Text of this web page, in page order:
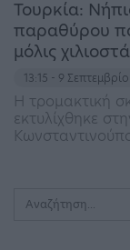
Τουρκία:
παραθύρου
μόλις
13:15 - 9
Η τρομακτική
εκτυλίχθηκε